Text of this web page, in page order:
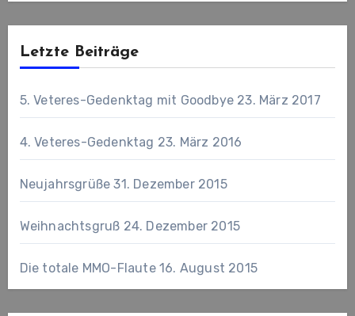
Letzte Beiträge
5. Veteres-Gedenktag mit Goodbye 23. März 2017
4. Veteres-Gedenktag 23. März 2016
Neujahrsgrüße 31. Dezember 2015
Weihnachtsgruß 24. Dezember 2015
Die totale MMO-Flaute 16. August 2015